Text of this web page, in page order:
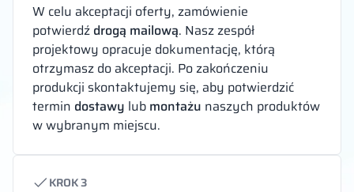
W celu akceptacji oferty, zamówienie
potwierdź drogą mailową. Nasz zespół
projektowy opracuje dokumentację, którą
otrzymasz do akceptacji. Po zakończeniu
produkcji skontaktujemy się, aby potwierdzić
termin dostawy lub montażu naszych produktów
w wybranym miejscu.
KROK 3